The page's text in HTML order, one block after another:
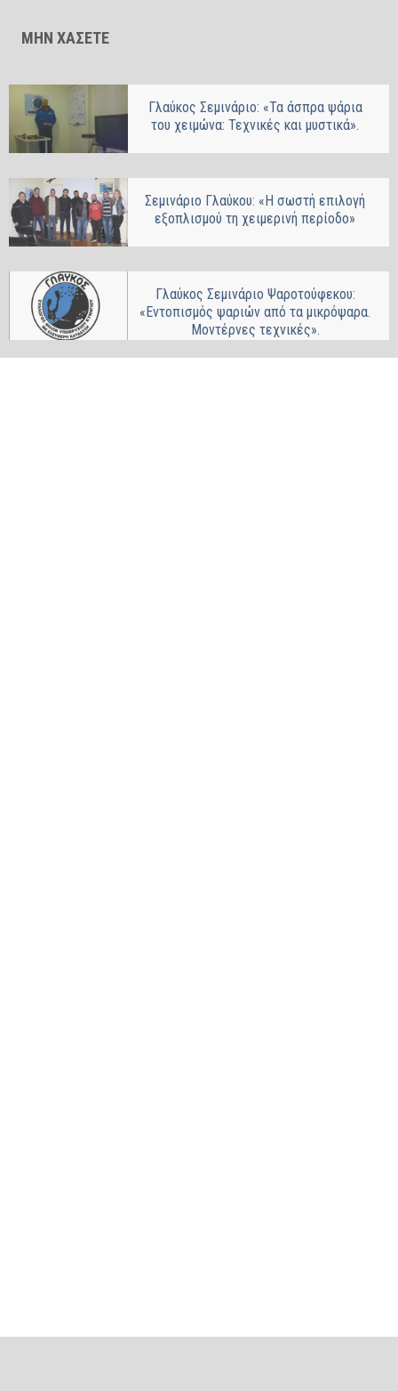
ΜΗΝ ΧΑΣΕΤΕ
Γλαύκος Σεμινάριο: «Τα άσπρα ψάρια
του χειμώνα: Τεχνικές και μυστικά».
Σεμινάριο Γλαύκου: «Η σωστή επιλογή
εξοπλισμού τη χειμερινή περίοδο»
Γλαύκος Σεμινάριο Ψαροτούφεκου:
«Εντοπισμός ψαριών από τα μικρόψαρα.
Μοντέρνες τεχνικές».